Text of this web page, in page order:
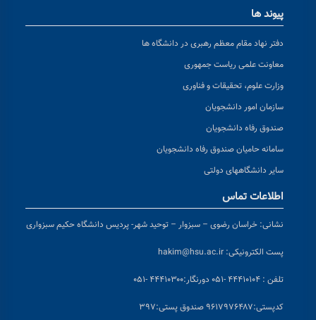
پیوند ها
دفتر نهاد مقام معظم رهبری در دانشگاه ها
معاونت علمی ریاست جمهوری
وزارت علوم، تحقیقات و فناوری
سازمان امور دانشجویان
صندوق رفاه دانشجویان
سامانه حامیان صندوق رفاه دانشجویان
سایر دانشگاههای دولتی
اطلاعات تماس
نشانی: خراسان رضوی – سبزوار – توحید شهر- پردیس دانشگاه حکیم سبزواری
پست الکترونیکی: hakim@hsu.ac.ir
تلفن : ۴۴۴۱۰۱۰۴ -۰۵۱ دورنگار:۴۴۴۱۰۳۰۰ -۰۵۱
کدپستی:۹۶۱۷۹۷۶۴۸۷ صندوق پستی:۳۹۷